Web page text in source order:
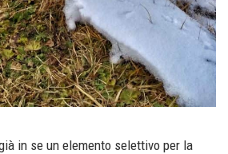
in se un elemento selettivo per la